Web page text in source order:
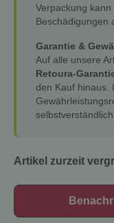
Verpackung
Beschädigungen
Garantie &
Auf alle unsere
Retoura-
den Kauf hinaus.
Artikel zurzeit